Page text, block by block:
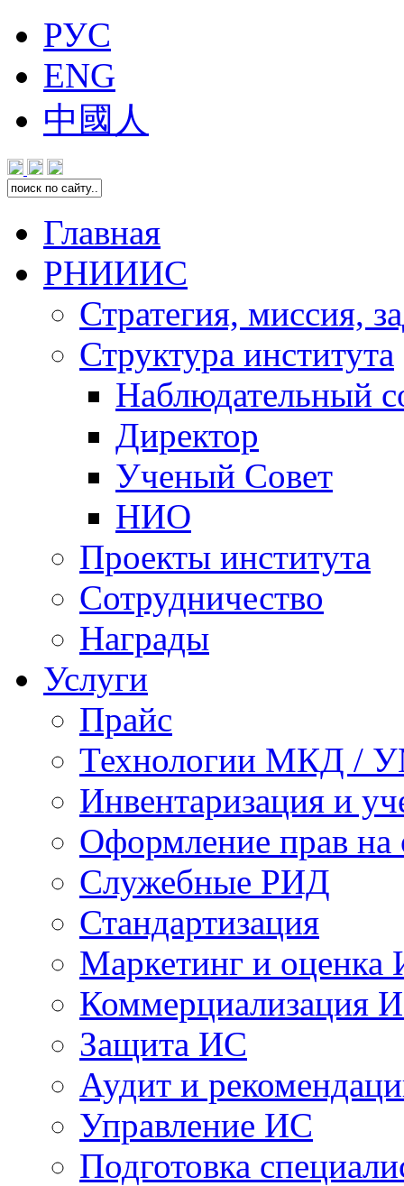
РУС
ENG
中國人
Главная
РНИИИС
Стратегия, миссия,
Структура института
Наблюдательный
Директор
Ученый Совет
НИО
Проекты института
Сотрудничество
Награды
Услуги
Прайс
Технологии МКД /
Инвентаризация и
Оформление прав
Служебные РИД
Стандартизация
Маркетинг и оценка
Коммерциализация
Защита ИС
Аудит и
Управление ИС
Подготовка